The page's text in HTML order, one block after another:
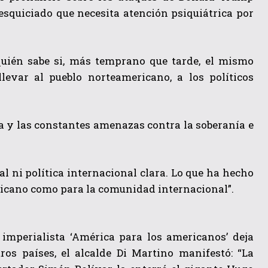
que necesita atención psiquiátrica por
sabe si, más temprano que tarde, el mismo
al pueblo norteamericano, a los políticos
las constantes amenazas contra la soberanía e
ni política internacional clara. Lo que ha hecho
como para la comunidad internacional”.
‘América para los americanos’ deja
países, el alcalde Di Martino manifestó: “La